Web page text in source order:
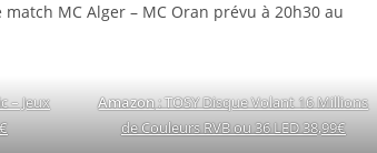
MC Alger – MC Oran prévu à 20h30 au
– Jeux
Amazon: TOSY Disque Volant 16 Millions
de Couleurs RVB ou 36 LED 38,99€